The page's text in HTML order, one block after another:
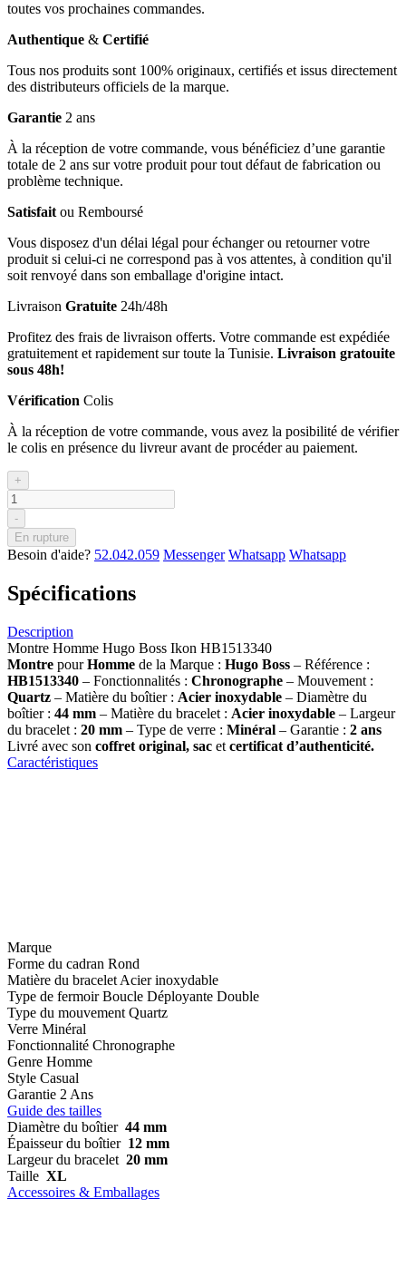
toutes vos prochaines commandes.
Authentique & Certifié
Tous nos produits sont 100% originaux, certifiés et issus directement
des distributeurs officiels de la marque.
Garantie 2 ans
À la réception de votre commande, vous bénéficiez d’une garantie
totale de 2 ans sur votre produit pour tout défaut de fabrication ou
problème technique.
Satisfait ou Remboursé
Vous disposez d'un délai légal pour échanger ou retourner votre
produit si celui-ci ne correspond pas à vos attentes, à condition qu'il
soit renvoyé dans son emballage d'origine intact.
Livraison Gratuite 24h/48h
Profitez des frais de livraison offerts. Votre commande est expédiée
gratuitement et rapidement sur toute la Tunisie. Livraison gratouite
sous 48h!
Vérification Colis
À la réception de votre commande, vous avez la posibilité de vérifier
le colis en présence du livreur avant de procéder au paiement.
+
-
En rupture
Besoin d'aide? 52.042.059 Messenger Whatsapp Whatsapp
Spécifications
Description
Montre Homme Hugo Boss Ikon HB1513340
Montre pourHomme de la Marque : Hugo Boss – Référence :
HB1513340 – Fonctionnalités : Chronographe – Mouvement :
Quartz – Matière du boîtier : Acier inoxydable – Diamètre du
boîtier : 44 mm – Matière du bracelet : Acier inoxydable – Largeur
du bracelet : 20 mm – Type de verre : Minéral – Garantie : 2 ans
Livré avec son coffret original, sac et certificat d’authenticité.
Caractéristiques
Marque
Forme du cadran Rond
Matière du bracelet Acier inoxydable
Type de fermoir Boucle Déployante Double
Type du mouvement Quartz
Verre Minéral
Fonctionnalité Chronographe
Genre Homme
Style Casual
Garantie 2 Ans
Guide des tailles
Diamètre du boîtier 44 mm
Épaisseur du boîtier 12 mm
Largeur du bracelet 20 mm
Taille XL
Accessoires & Emballages